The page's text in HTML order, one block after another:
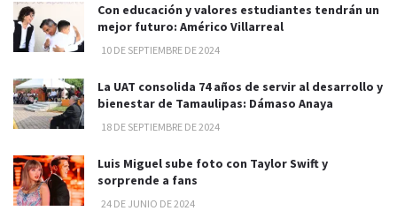
Con educación y valores estudiantes tendrán un
mejor futuro: Américo Villarreal
10 DE SEPTIEMBRE DE 2024
La UAT consolida 74 años de servir al desarrollo y
bienestar de Tamaulipas: Dámaso Anaya
18 DE SEPTIEMBRE DE 2024
Luis Miguel sube foto con Taylor Swift y
sorprende a fans
24 DE JUNIO DE 2024